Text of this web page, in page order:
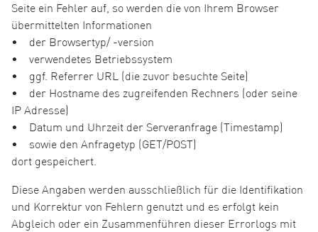
Seite ein Fehler auf, so werden die von Ihrem Browser
übermittelten Informationen
• der Browsertyp/ -version
• verwendetes Betriebssystem
• ggf. Referrer URL (die zuvor besuchte Seite)
• der Hostname des zugreifenden Rechners (oder seine
IP Adresse)
• Datum und Uhrzeit der Serveranfrage (Timestamp)
• sowie den Anfragetyp (GET/POST)
dort gespeichert.
Diese Angaben werden ausschließlich für die Identifikation
und Korrektur von Fehlern genutzt und es erfolgt kein
Abgleich oder ein Zusammenführen dieser Errorlogs mit